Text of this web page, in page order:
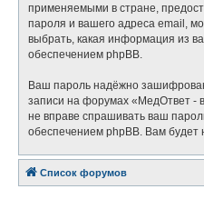
применяемыми в стране,
пароля и вашего адреса email,
выбрать, какая информация из
обеспечением phpBB.
Ваш пароль надёжно
записи на форумах «МедОтвет -
не вправе спрашивать ваш
обеспечением phpBB. Вам будет
Список форумов